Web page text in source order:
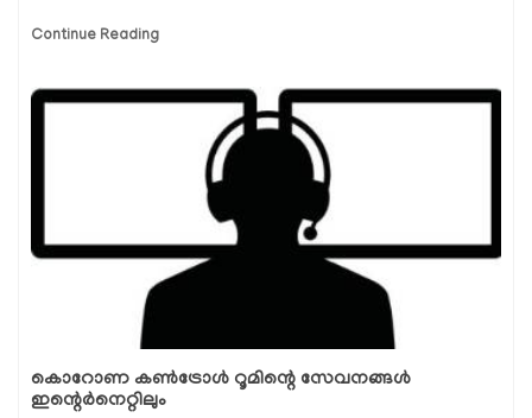
Continue Reading
കൊറോണ കണ്‍ട്രോള്‍ റൂമിന്റെ സേവനങ്ങള്‍
ഇന്റെര്‍നെറ്റിലും